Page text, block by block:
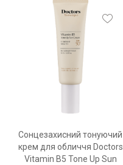
Сонцезахисний тонуючий
крем для обличчя Doctors
Vitamin B5 Tone Up Sun